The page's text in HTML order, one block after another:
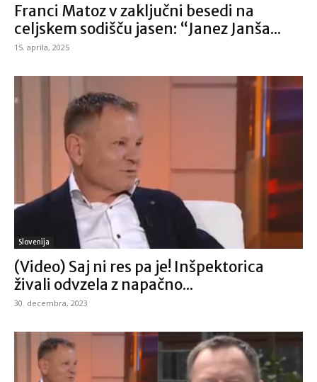
Franci Matoz v zaključni besedi na
celjskem sodišču jasen: “Janez Janša...
15. aprila, 2025
Slovenija
(Video) Saj ni res pa je! Inšpektorica
živali odvzela z napačno...
30. decembra, 2023